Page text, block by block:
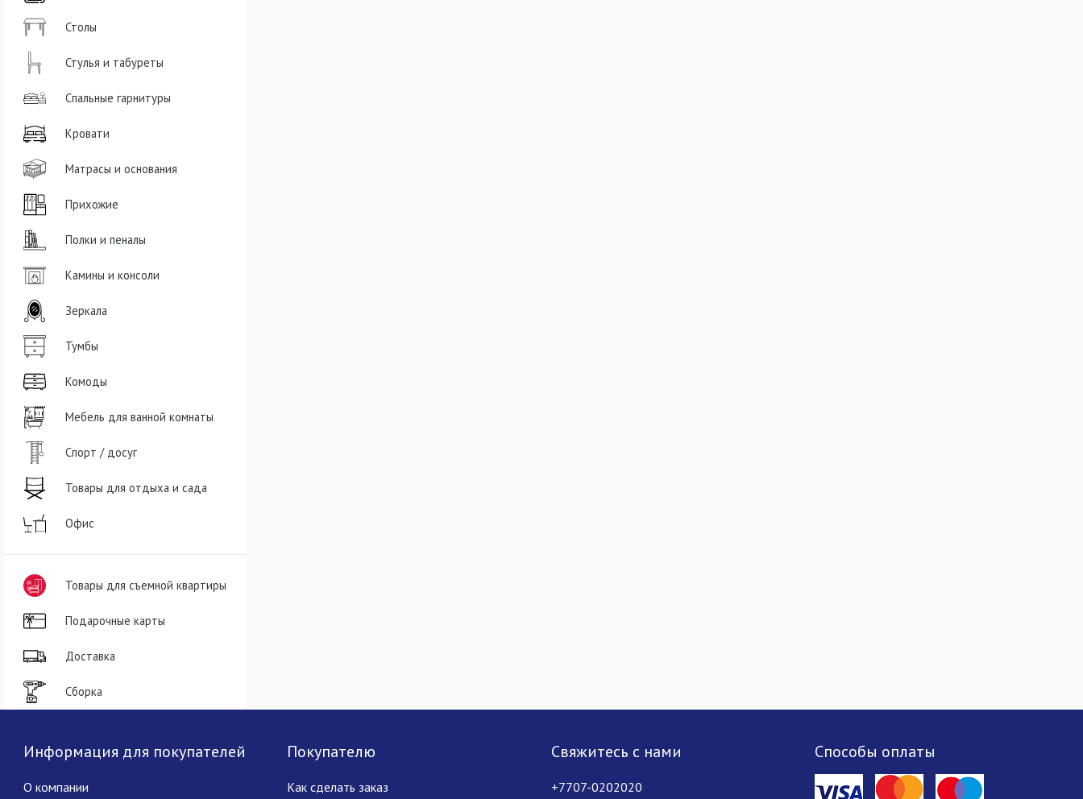
Столы
Стулья и табуреты
Спальные гарнитуры
Кровати
Матрасы и основания
Прихожие
Полки и пеналы
Камины и консоли
Зеркала
Тумбы
Комоды
Мебель для ванной комнаты
Спорт / досуг
Товары для отдыха и сада
Офис
Товары для съемной квартиры
Подарочные карты
Доставка
Сборка
Информация для покупателей
О компании
Покупателю
Как сделать заказ
Свяжитесь с нами
+7707-0202020
Способы оплаты